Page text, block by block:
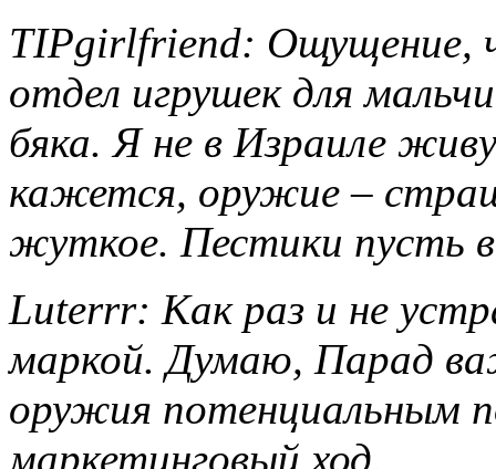
TIPgirlfriend: Ощущение,
отдел игрушек для
бяка. Я не в Израиле
кажется, оружие –
жуткое. Пестики пусть в
Luterrr: Как раз и не
маркой. Думаю, Парад
оружия потенциальным
маркетинговый ход.